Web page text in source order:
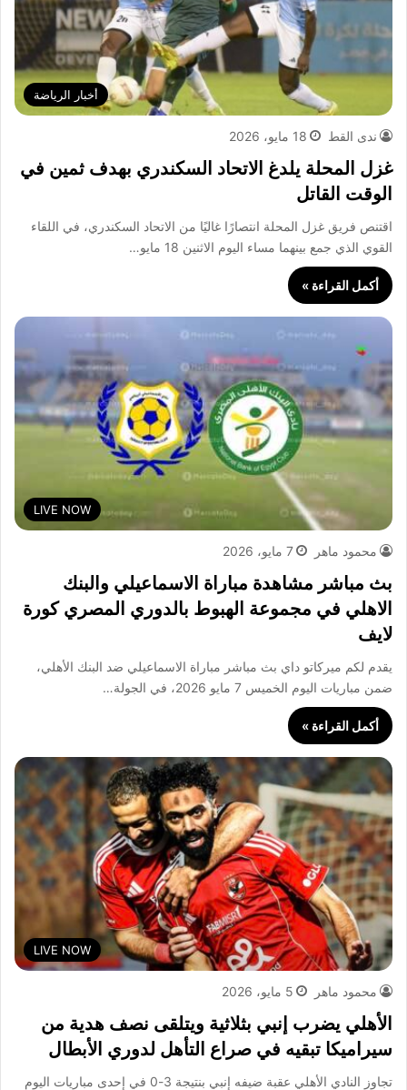
أخبار الرياضة
ندى القط 18 مايو، 2026
غزل المحلة يلدغ الاتحاد السكندري بهدف ثمين في
الوقت القاتل
اقتنص فريق غزل المحلة انتصارًا غاليًا من الاتحاد السكندري، في اللقاء
القوي الذي جمع بينهما مساء اليوم الاثنين 18 مايو…
أكمل القراءة »
LIVE NOW
محمود ماهر 7 مايو، 2026
بث مباشر مشاهدة مباراة الاسماعيلي والبنك
الاهلي في مجموعة الهبوط بالدوري المصري كورة
لايف
يقدم لكم ميركاتو داي بث مباشر مباراة الاسماعيلي ضد البنك الأهلي،
ضمن مباريات اليوم الخميس 7 مايو 2026، في الجولة…
أكمل القراءة »
LIVE NOW
محمود ماهر 5 مايو، 2026
الأهلي يضرب إنبي بثلاثية ويتلقى نصف هدية من
سيراميكا تبقيه في صراع التأهل لدوري الأبطال
تجاوز النادي الأهلي عقبة ضيفه إنبي بنتيجة 3-0 في إحدى مباريات اليوم